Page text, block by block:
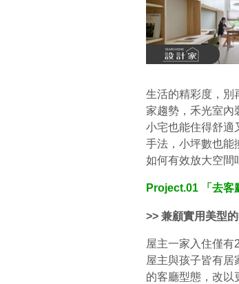
生活的精彩度，別
家趨勢，禾光室內
小宅也能住得舒適
手法，小坪數也能
如何有效放大空間
Project.01 「去客
>> 兼顧實用美型
屋主一家入住僅有
屋主與孩子皆有居
的客廳型態，改以